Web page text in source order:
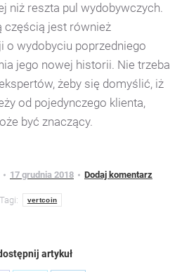
niż reszta pul wydobywczych.
częścią jest również
o wydobyciu poprzedniego
jego nowej historii. Nie trzeba
żeby się domyślić, iż
od pojedynczego klienta,
być znaczący.
17 grudnia 2018 Dodaj komentarz
Tagi: vertcoin
artykuł